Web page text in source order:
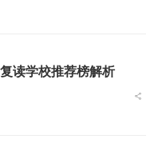
读学校推荐榜解析